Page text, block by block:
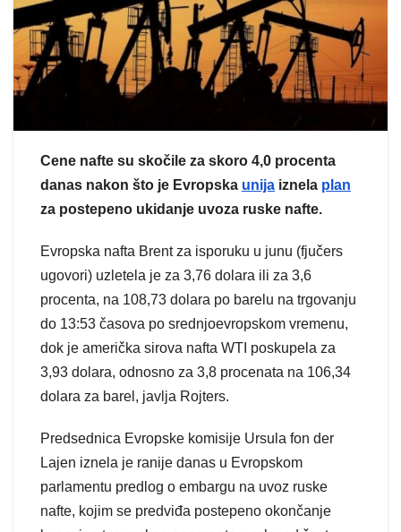
Cene nafte su skočile za skoro 4,0 procenta
danas nakon što je Evropska unija iznela plan
za postepeno ukidanje uvoza ruske nafte.
Evropska nafta Brent za isporuku u junu (fjučers
ugovori) uzletela je za 3,76 dolara ili za 3,6
procenta, na 108,73 dolara po barelu na trgovanju
do 13:53 časova po srednjoevropskom vremenu,
dok je američka sirova nafta WTI poskupela za
3,93 dolara, odnosno za 3,8 procenata na 106,34
dolara za barel, javlja Rojters.
Predsednica Evropske komisije Ursula fon der
Lajen iznela je ranije danas u Evropskom
parlamentu predlog o embargu na uvoz ruske
nafte, kojim se predviđa postepeno okončanje